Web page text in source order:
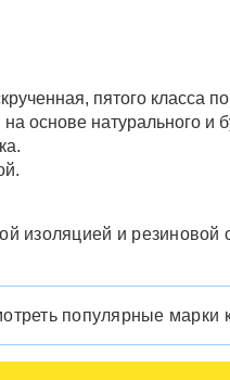
пятого класса
основе натурального и
и резиновой
популярные марки